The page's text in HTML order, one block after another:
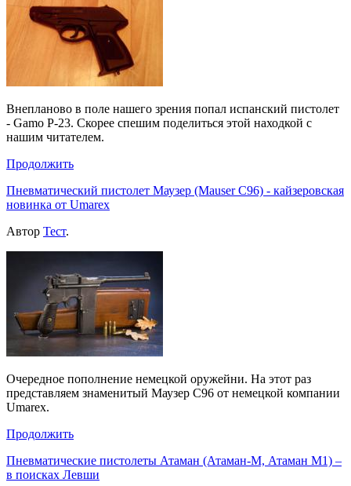
Внепланово в поле нашего зрения попал испанский пистолет
- Gamo P-23. Скорее спешим поделиться этой находкой с
нашим читателем.
Продолжить
Пневматический пистолет Маузер (Mauser C96) - кайзеровская
новинка от Umarex
Автор Тест.
Очередное пополнение немецкой оружейни. На этот раз
представляем знаменитый Маузер C96 от немецкой компании
Umarex.
Продолжить
Пневматические пистолеты Атаман (Атаман-М, Атаман М1) –
в поисках Левши